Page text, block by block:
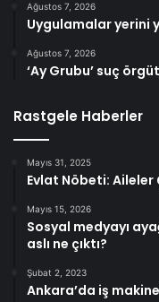
Ağustos 7, 2026
Uygulamalar yerini
Ağustos 7, 2026
‘Ay Grubu’ suç
Rastgele Haberler
Mayıs 31, 2025
Evlat Nöbeti:
Mayıs 15, 2026
Sosyal medyayı
aslı ne çıktı?
Şubat 2, 2023
Ankara’da iş